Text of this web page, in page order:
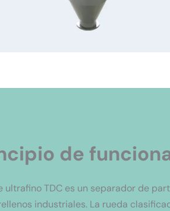
de
ultrafino TDC es un separador de
industriales. La rueda